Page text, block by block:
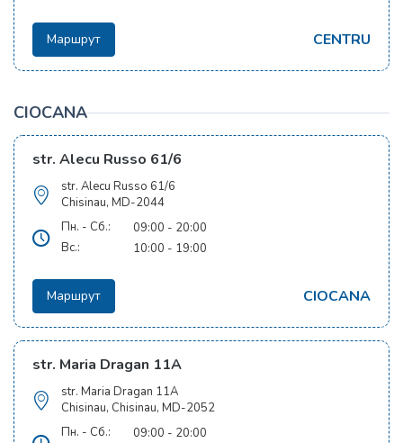
CENTRU
Маршрут
CIOCANA
str. Alecu Russo 61/6
str. Alecu Russo 61/6
Chisinau, MD-2044
Пн. - Сб.:
09:00 - 20:00
Вс.:
10:00 - 19:00
CIOCANA
Маршрут
str. Maria Dragan 11A
str. Maria Dragan 11A
Chisinau, Chisinau, MD-2052
Пн. - Сб.:
09:00 - 20:00